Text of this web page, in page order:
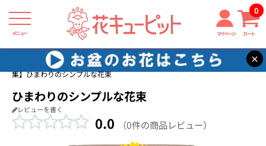
メニュー マイページ カート
0
×
花キューピット ひまわり ギフト・プレゼント特集2026
【ひまわり特
集】ひまわりのシンプルな花束
ひまわりのシンプルな花束
レビューを書く
0.0 （0件の商品レビュー）